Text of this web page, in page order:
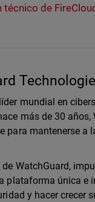
técnico de
mundial en
más de 30
para mantenerse
WatchGuard,
plataforma única e
y hacer crecer